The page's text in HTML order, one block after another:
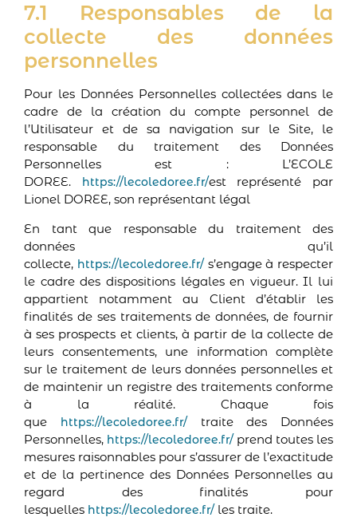
7.1 Responsables de la
collecte des données
personnelles
Pour les Données Personnelles collectées dans le
cadre de la création du compte personnel de
l’Utilisateur et de sa navigation sur le Site, le
responsable du traitement des Données
Personnelles est : L’ECOLE
DOREE.
https://lecoledoree.fr/est représenté par
Lionel DOREE, son représentant légal
En tant que responsable du traitement des
données qu’il
collecte, https://lecoledoree.fr/s’engage à respecter
le cadre des dispositions légales en vigueur. Il lui
appartient notamment au Client d’établir les
finalités de ses traitements de données, de fournir
à ses prospects et clients, à partir de la collecte de
leurs consentements, une information complète
sur le traitement de leurs données personnelles et
de maintenir un registre des traitements conforme
à la réalité. Chaque fois
que https://lecoledoree.fr/traite des Données
Personnelles, https://lecoledoree.fr/prend toutes les
mesures raisonnables pour s’assurer de l’exactitude
et de la pertinence des Données Personnelles au
regard des finalités pour
lesquelles https://lecoledoree.fr/les traite.